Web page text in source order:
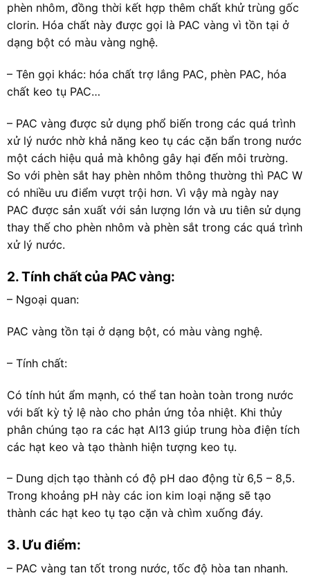
phèn nhôm, đồng thời kết hợp thêm chất khử trùng gốc
clorin. Hóa chất này được gọi là PAC vàng vì tồn tại ở
dạng bột có màu vàng nghệ.
– Tên gọi khác: hóa chất trợ lắng PAC, phèn PAC, hóa
chất keo tụ PAC…
– PAC vàng được sử dụng phổ biến trong các quá trình
xử lý nước nhờ khả năng keo tụ các cặn bẩn trong nước
một cách hiệu quả mà không gây hại đến môi trường.
So với phèn sắt hay phèn nhôm thông thường thì PAC W
có nhiều ưu điểm vượt trội hơn. Vì vậy mà ngày nay
PAC được sản xuất với sản lượng lớn và ưu tiên sử dụng
thay thế cho phèn nhôm và phèn sắt trong các quá trình
xử lý nước.
2. Tính chất của PAC vàng:
– Ngoại quan:
PAC vàng tồn tại ở dạng bột, có màu vàng nghệ.
– Tính chất:
Có tính hút ẩm mạnh, có thể tan hoàn toàn trong nước
với bất kỳ tỷ lệ nào cho phản ứng tỏa nhiệt. Khi thủy
phân chúng tạo ra các hạt Al13 giúp trung hòa điện tích
các hạt keo và tạo thành hiện tượng keo tụ.
– Dung dịch tạo thành có độ pH dao động từ 6,5 – 8,5.
Trong khoảng pH này các ion kim loại nặng sẽ tạo
thành các hạt keo tụ tạo cặn và chìm xuống đáy.
3. Ưu điểm:
– PAC vàng tan tốt trong nước, tốc độ hòa tan nhanh.